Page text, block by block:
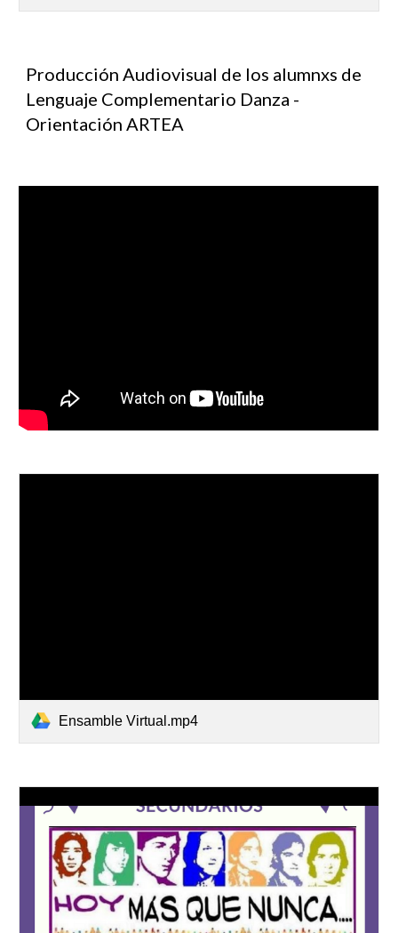
Producción Audiovisual de los alumnxs de
Lenguaje Complementario Danza -
Orientación ARTEA
Ensamble Virtual.mp4